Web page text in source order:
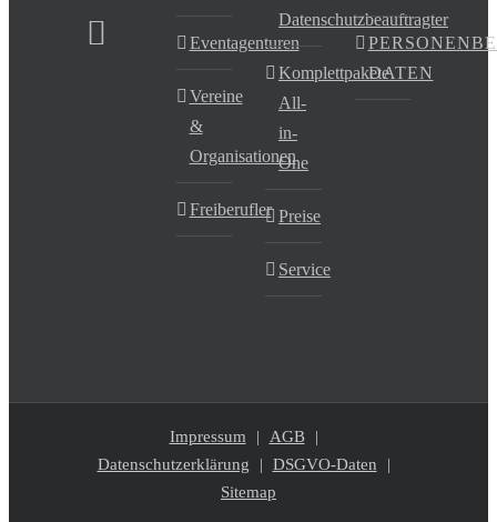
Eventagenturen
Vereine
&
Organisationen
Freiberufler
Datenschutzbeauftragter
Komplettpakete
All-
in-
One
Preise
Service
DATEN
Impressum
AGB
Datenschutzerklärung
DSGVO-Daten
Sitemap